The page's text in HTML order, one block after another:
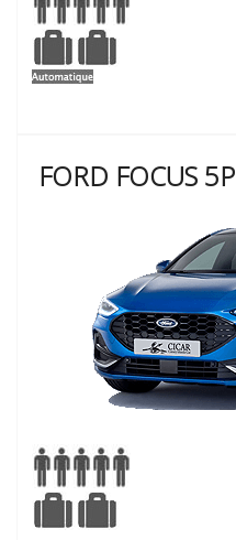
FORD FOCUS 5P